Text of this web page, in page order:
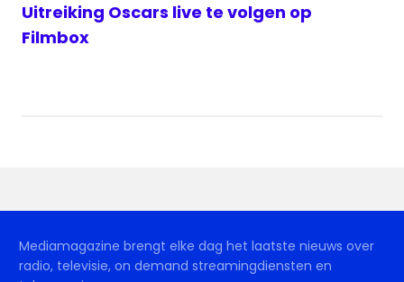
Uitreiking Oscars live te volgen op
Filmbox
Mediamagazine brengt elke dag het laatste nieuws over
radio, televisie, on demand streamingdiensten en